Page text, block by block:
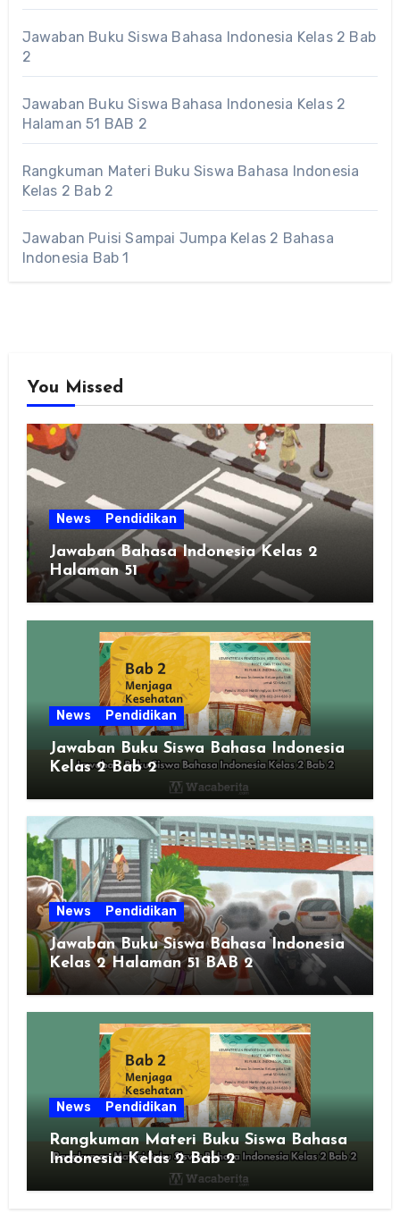
Jawaban Buku Siswa Bahasa Indonesia Kelas 2 Bab
2
Jawaban Buku Siswa Bahasa Indonesia Kelas 2
Halaman 51 BAB 2
Rangkuman Materi Buku Siswa Bahasa Indonesia
Kelas 2 Bab 2
Jawaban Puisi Sampai Jumpa Kelas 2 Bahasa
Indonesia Bab 1
You Missed
News Pendidikan
Jawaban Bahasa Indonesia Kelas 2
Halaman 51
News Pendidikan
Jawaban Buku Siswa Bahasa Indonesia
Kelas 2 Bab 2
News Pendidikan
Jawaban Buku Siswa Bahasa Indonesia
Kelas 2 Halaman 51 BAB 2
News Pendidikan
Rangkuman Materi Buku Siswa Bahasa
Indonesia Kelas 2 Bab 2